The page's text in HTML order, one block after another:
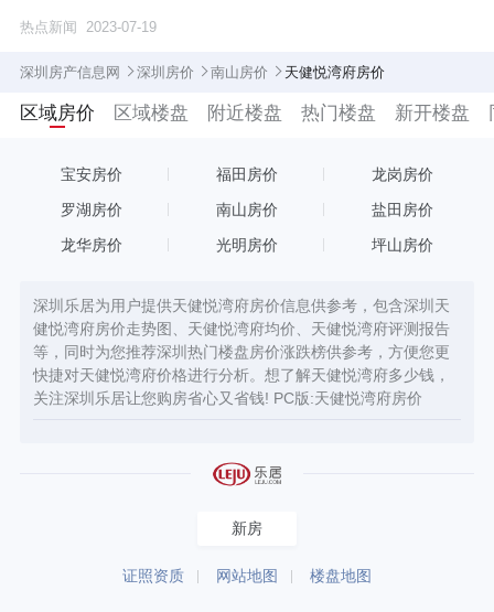
热点新闻 2023-07-19
深圳房产信息网 深圳房价 南山房价 天健悦湾府房价
区域房价 区域楼盘 附近楼盘 热门楼盘 新开楼盘
宝安房价 福田房价 龙岗房价
罗湖房价 南山房价 盐田房价
龙华房价 光明房价 坪山房价
深圳乐居为用户提供天健悦湾府房价信息供参考，包含深圳天
健悦湾府房价走势图、天健悦湾府均价、天健悦湾府评测报告
等，同时为您推荐深圳热门楼盘房价涨跌榜供参考，方便您更
快捷对天健悦湾府价格进行分析。想了解天健悦湾府多少钱，
关注深圳乐居让您购房省心又省钱! PC版:天健悦湾府房价
新房
证照资质 网站地图 楼盘地图